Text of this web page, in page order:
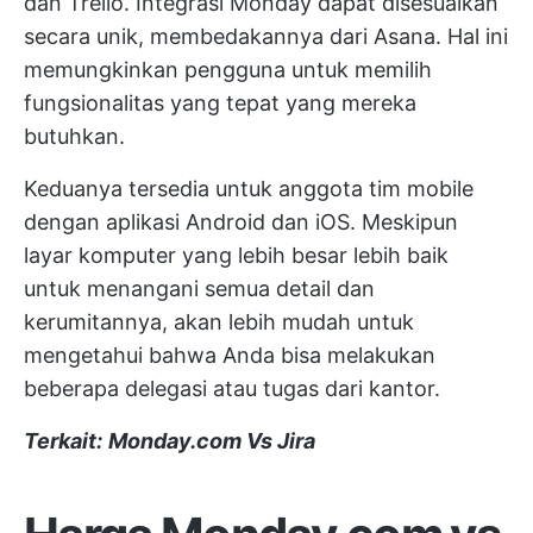
secara unik, membedakannya dari Asana. Hal ini
memungkinkan pengguna untuk memilih
fungsionalitas yang tepat yang mereka
butuhkan.
Keduanya tersedia untuk anggota tim mobile
dengan aplikasi Android dan iOS. Meskipun
layar komputer yang lebih besar lebih baik
untuk menangani semua detail dan
kerumitannya, akan lebih mudah untuk
mengetahui bahwa Anda bisa melakukan
beberapa delegasi atau tugas dari kantor.
Terkait: Monday.com Vs Jira